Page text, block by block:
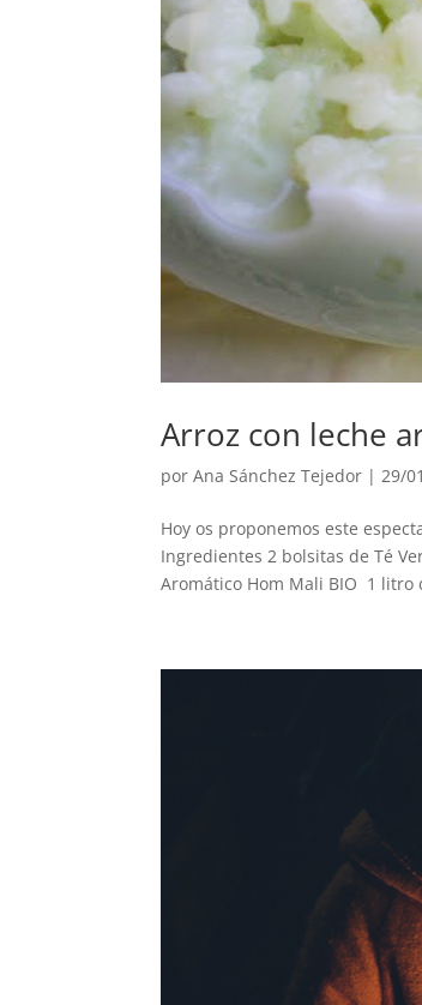
Arroz con leche
porAna Sánchez Tejedor |29/
Hoy os proponemos este
Ingredientes 2 bolsitas de Té
Aromático Hom Mali BIO 1 litro